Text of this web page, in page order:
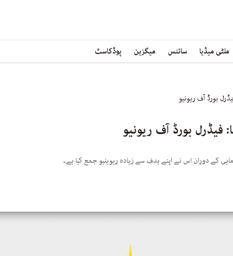
ملٹی میڈیا سائنس میگزین پوڈکاسٹ
بورڈ آف ریونیو
بورڈ آف ریونیو
کے دوران اس نے اپنے ہدف سے زیادہ ریوینیو جمع کیا ہے۔